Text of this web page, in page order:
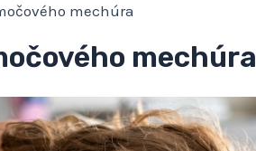
mechúra
mechúra